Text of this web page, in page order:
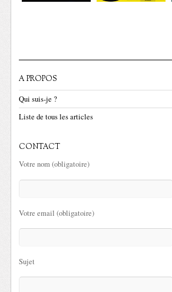
A PROPOS
Qui suis-je ?
Liste de tous les articles
CONTACT
Votre nom (obligatoire)
Votre email (obligatoire)
Sujet